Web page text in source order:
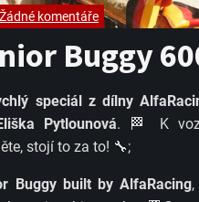
Žádné komentáře
Buggy
speciál z dílny
Pytlounová. 🏁 K
stojí to za to! 🔧;
Buggy built by AlfaRacing,